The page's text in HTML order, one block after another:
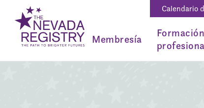
Calendario
Membresía